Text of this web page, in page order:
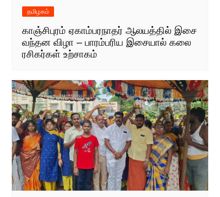
தமிழகம்
காஞ்சிபுரம் ஏகாம்பரநாதர் ஆலயத்தில் இசை
வந்தன விழா – பாரம்பரிய இசையால் கலை
ரசிகர்கள் உற்சாகம்